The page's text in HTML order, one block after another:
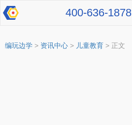
400-636-1878
编玩边学 > 资讯中心 > 儿童教育 > 正文